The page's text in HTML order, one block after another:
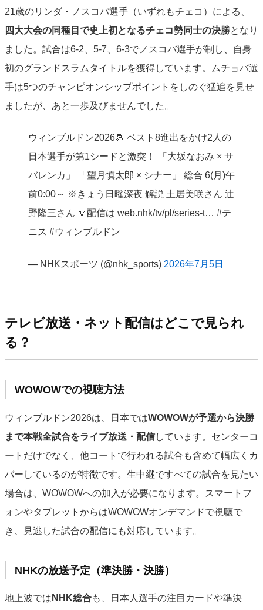
21歳のリンダ・ノスコバ選手（いずれもチェコ）による、
四大大会の同種目で史上初となるチェコ勢同士の決勝となり
ました。試合は6-2、5-7、6-3でノスコバ選手が制し、自身
初のグランドスラムタイトルを獲得しています。ムチョバ選
手は5つのチャンピオンシップポイントをしのぐ猛追を見せ
ましたが、あと一歩及びませんでした。
ウィンブルドン2026🎾 ベスト8進出をかけ2人の
日本選手が第1シードと激突！ 「大坂なおみ × サ
バレンカ」 「望月慎太郎 × シナー」 総合 6(月)午
前0:00～ ※きょう日曜深夜 解説 土居美咲さん 辻
野隆三さん 🔽配信は web.nhk/tv/pl/series-t… #テ
ニス #ウィンブルドン
— NHKスポーツ (@nhk_sports) 2026年7月5日
テレビ放送・ネット配信はどこで見られ
る？
WOWOWでの視聴方法
ウィンブルドン2026は、日本ではWOWOWが予選から決勝
まで本戦全試合をライブ放送・配信しています。センターコ
ートだけでなく、他コートで行われる試合も含めて幅広くカ
バーしているのが特徴です。生中継ですべての試合を見たい
場合は、WOWOWへの加入が必要になります。スマートフ
ォンやタブレットからはWOWOWオンデマンドで視聴で
き、見逃した試合の配信にも対応しています。
NHKの放送予定（準決勝・決勝）
地上波では NHK総合も、日本人選手の注目カードや準決